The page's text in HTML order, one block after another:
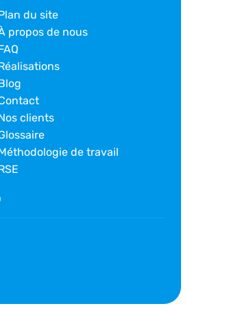
du site
propos de nous
clients
de travail